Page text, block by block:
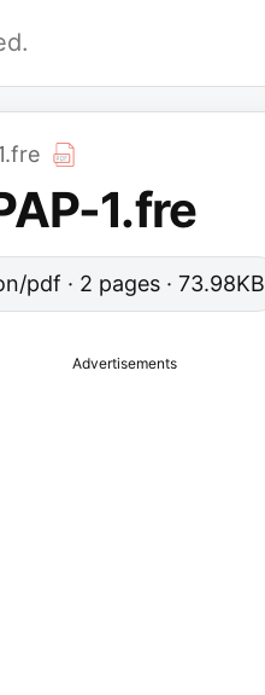
1.fre
pdf · 2 pages · 73.98KB
Advertisements